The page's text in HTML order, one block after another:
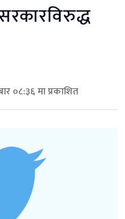
०८:३६ मा प्रकाशित